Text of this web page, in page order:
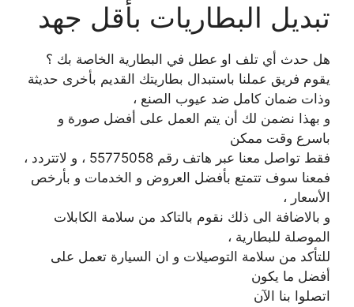
تبديل البطاريات بأقل جهد
هل حدث أي تلف او عطل في البطارية الخاصة بك ؟
يقوم فريق عملنا باستبدال بطاريتك القديم بأخرى حديثة
وذات ضمان كامل ضد عيوب الصنع ،
و بهذا نضمن لك أن يتم العمل على أفضل صورة و
باسرع وقت ممكن
فقط تواصل معنا عبر هاتف رقم 55775058 ، و لاتتردد ،
فمعنا سوف تتمتع بأفضل العروض و الخدمات و بأرخص
الأسعار ،
و بالاضافة الى ذلك نقوم بالتاكد من سلامة الكابلات
الموصلة للبطارية ،
للتأكد من سلامة التوصيلات و ان السيارة تعمل على
أفضل ما يكون
اتصلوا بنا الآن